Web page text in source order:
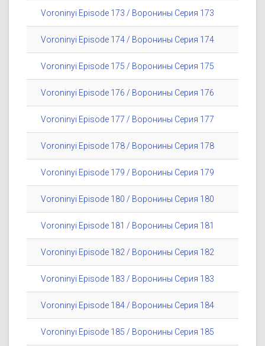
Voroninyi Episode 173 / Воронины Серия 173
Voroninyi Episode 174 / Воронины Серия 174
Voroninyi Episode 175 / Воронины Серия 175
Voroninyi Episode 176 / Воронины Серия 176
Voroninyi Episode 177 / Воронины Серия 177
Voroninyi Episode 178 / Воронины Серия 178
Voroninyi Episode 179 / Воронины Серия 179
Voroninyi Episode 180 / Воронины Серия 180
Voroninyi Episode 181 / Воронины Серия 181
Voroninyi Episode 182 / Воронины Серия 182
Voroninyi Episode 183 / Воронины Серия 183
Voroninyi Episode 184 / Воронины Серия 184
Voroninyi Episode 185 / Воронины Серия 185